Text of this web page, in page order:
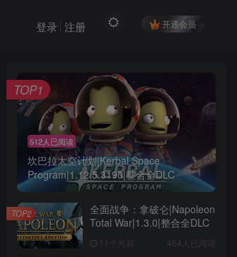
开通会员
登录 注册
512人已阅读
坎巴拉太空计划|Kerbal Space
Program|1.12.5.3190|整合全DLC
TOP1
全面战争：拿破仑|Napoleon
Total War|1.3.0|整合全DLC
11个月前 464人已阅读
TOP2